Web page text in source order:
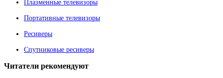
Плазменные телевизоры
Портативные телевизоры
Ресиверы
Спутниковые ресиверы
Читатели рекомендуют